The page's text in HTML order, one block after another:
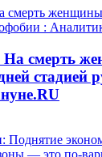
На смерть
стадией